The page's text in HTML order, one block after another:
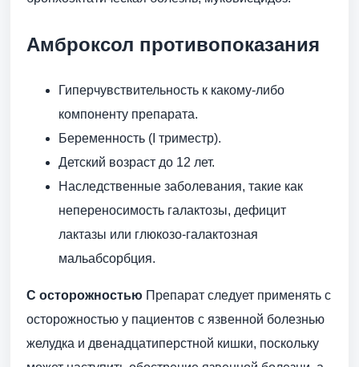
Амброксол противопоказания
Гиперчувствительность к какому-либо
компоненту препарата.
Беременность (I триместр).
Детский возраст до 12 лет.
Наследственные заболевания, такие как
непереносимость галактозы, дефицит
лактазы или глюкозо-галактозная
мальабсорбция.
С осторожностью Препарат следует применять с
осторожностью у пациентов с язвенной болезнью
желудка и двенадцатиперстной кишки, поскольку